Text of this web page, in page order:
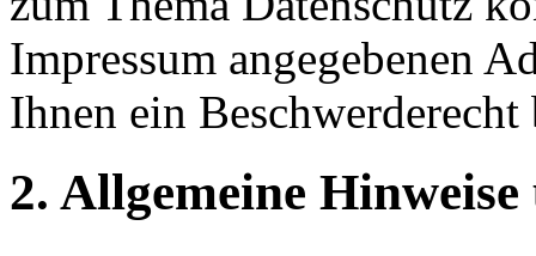
Impressum angegebenen
Ihnen ein
2. Allgemeine